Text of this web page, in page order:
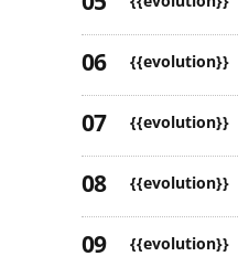
{{evolution}}
{{evolution}}
{{evolution}}
{{evolution}}